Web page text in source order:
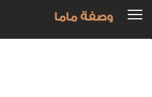
وصفة ماما